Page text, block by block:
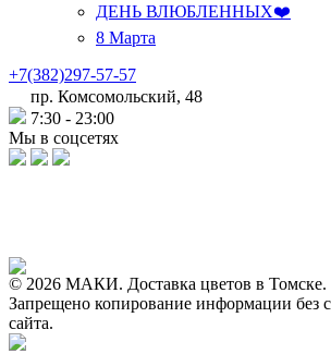
ДЕНЬ ВЛЮБЛЕННЫХ❤️
8 Марта
+7(382)297-57-57
пр. Комсомольский, 48
7:30 - 23:00
Мы в соцсетях
© 2026 МАКИ. Доставка цветов в Томске.
Запрещено копирование информации без
сайта.